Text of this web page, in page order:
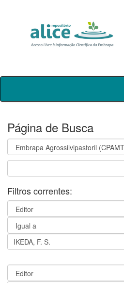
Skip
Página de Busca
Filtros correntes: